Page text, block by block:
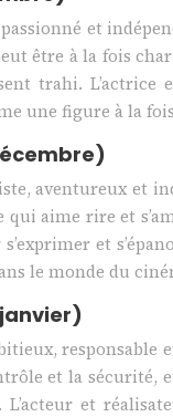
et
être à la fois
trahi.
une figure à la
aventureux et
aime rire et
et
le monde du
responsable
et la sécurité,
et